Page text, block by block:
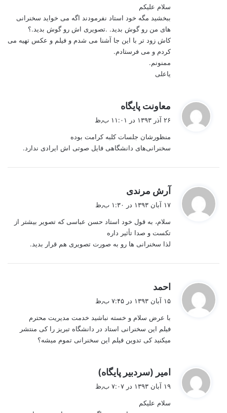
سلام علیکم
ببخشید مگه خود استاد نفرمودند اگه می خواید سخنرانی
های من رو گوش بدید. .تصویری اش رو گوش بدید.؟
کاش زود تر با این جا آشنا می شدم و فیلم و عکس تهیه می
کردم و می فرستادم.
ممنونم.
یاعلی
معاونت پایگاه
:
۲۶ آذر ۱۳۹۳ در ۱۱:۰۱ ب٫ظ
منظورشان جلسات کلبه کرامت بوده
سخنرانی‌های دانشگاهی فایل صوتی اش ایرادی ندارد.
آرش مرندی
:
۱۷ آبان ۱۳۹۳ در ۱:۳۰ ب٫ظ
سلام، به قول خود استاد حسن عباسی که تصویر بیشتر از
تکست و صدا تأثیر داره
لذا سخنرانی ها رو به صورت تصویری هم قرار بدید.
احمد
:
۱۵ آبان ۱۳۹۳ در ۷:۴۵ ب٫ظ
با عرض سلام و خسته نباشید خدمت مدیریت محترم
فیلم این سخنرانی استاد در دانشگاه تبریز را کی منتشر
میکنید کی تدوین فیلم این سخنرانی تموم میشه؟
امیر (سردبیر پایگاه)
۱۹ آبان ۱۳۹۳ در ۷:۰۷ ب٫ظ
سلام علیکم